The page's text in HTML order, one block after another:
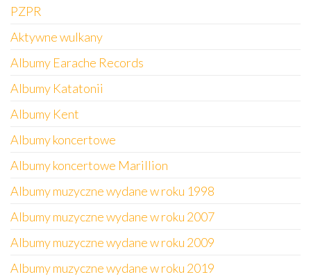
PZPR
Aktywne wulkany
Albumy Earache Records
Albumy Katatonii
Albumy Kent
Albumy koncertowe
Albumy koncertowe Marillion
Albumy muzyczne wydane w roku 1998
Albumy muzyczne wydane w roku 2007
Albumy muzyczne wydane w roku 2009
Albumy muzyczne wydane w roku 2019